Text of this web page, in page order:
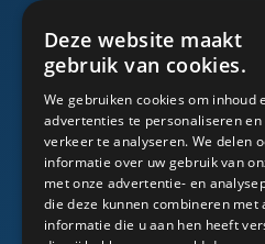
Social Media
Deze website maakt
gebruik van cookies.
We gebruiken cookies om inhoud
advertenties te personaliseren en
verkeer te analyseren. We delen
informatie over uw gebruik van
met onze advertentie- en
die deze kunnen combineren met
informatie die u aan hen heeft